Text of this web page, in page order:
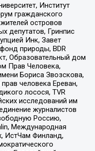
Институт
гражданского
островов
депутатов, Гринпис
Инк, Завет
природы, BDR
Образовательный дом
Прав Человека,
Бориса Звозскова,
человека Ереван,
лосося, TVR
исследований им
журналистов
Россию,
Международная
ИстЧам Финланд,